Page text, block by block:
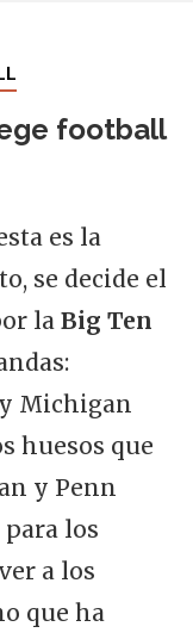
football
es la
se decide el
la Big Ten
Michigan
huesos que
y Penn
los
a los
que ha